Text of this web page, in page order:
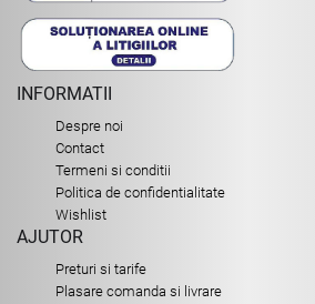
INFORMATII
Despre noi
Contact
Termeni si conditii
Politica de confidentialitate
Wishlist
AJUTOR
Preturi si tarife
Plasare comanda si livrare